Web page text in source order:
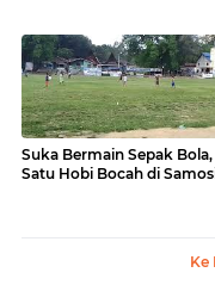
Suka Bermain Sepak Bola,
Satu Hobi Bocah di
Ke